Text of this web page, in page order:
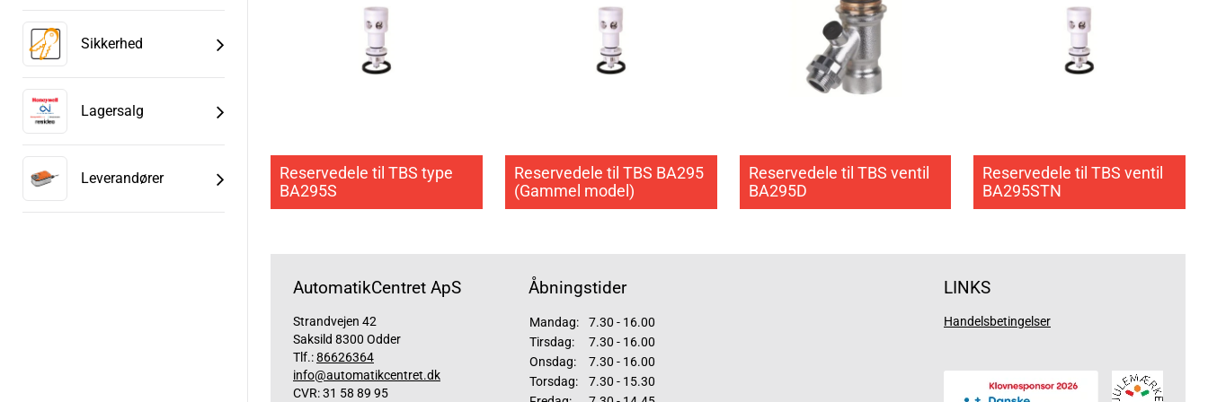
Sikkerhed
Lagersalg
Leverandører
Reservedele til TBS type
BA295S
Reservedele til TBS BA295
(Gammel model)
Reservedele til TBS ventil
BA295D
Reservedele til TBS ventil
BA295STN
AutomatikCentret ApS
Strandvejen 42
Saksild 8300 Odder
Tlf.:86626364
info@automatikcentret.dk
CVR: 31 58 89 95
Åbningstider
Mandag:
7.30 - 16.00
Tirsdag:
7.30 - 16.00
Onsdag:
7.30 - 16.00
Torsdag:
7.30 - 15.30
LINKS
Handelsbetingelser